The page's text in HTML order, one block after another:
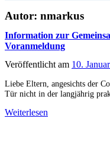
Autor: nmarkus
Information zur
Voranmeldung
Veröffentlicht am 10.
Liebe Eltern, angesichts der
Tür nicht in der langjährig
Weiterlesen